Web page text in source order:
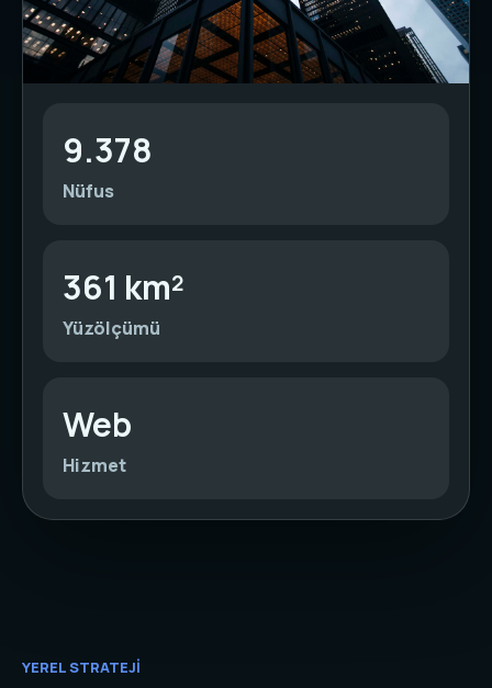
9.378
Nüfus
361 km²
Yüzölçümü
Web
Hizmet
YEREL STRATEJI